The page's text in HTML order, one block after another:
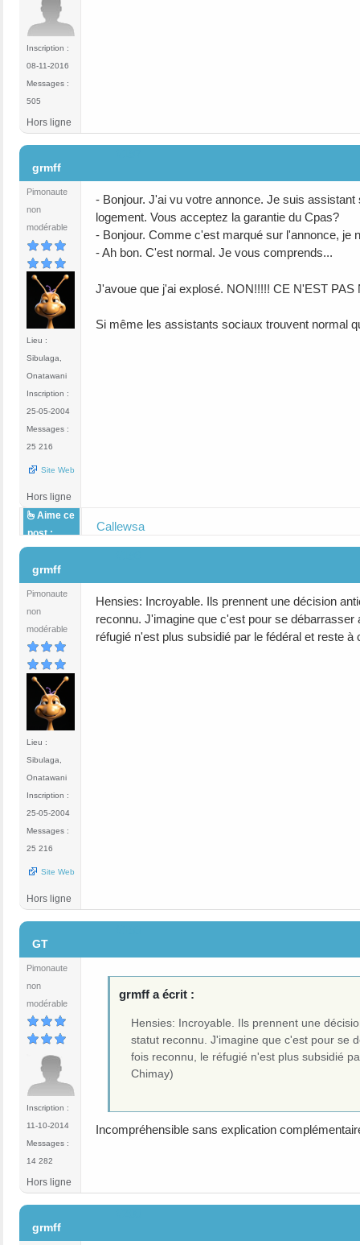
Inscription :
08-11-2016
Messages :
505
Hors ligne
grmff
Pimonaute
non
modérable
Lieu :
Sibulaga,
Onatawani
Inscription :
25-05-2004
Messages :
25 216
Site Web
- Bonjour. J'ai vu votre annonce. Je suis
logement. Vous acceptez la garantie du Cpas?
- Bonjour. Comme c'est marqué sur l'annonce, je
- Ah bon. C'est normal. Je vous comprends...
J'avoue que j'ai explosé. NON!!!!! CE N'EST PAS
Si même les assistants sociaux trouvent normal
Hors ligne
Aime ce
post :
Callewsa
grmff
Pimonaute
non
modérable
Lieu :
Sibulaga,
Onatawani
Inscription :
25-05-2004
Messages :
25 216
Site Web
Hensies: Incroyable. Ils prennent une décision
reconnu. J'imagine que c'est pour se
réfugié n'est plus subsidié par le fédéral et reste
Hors ligne
GT
Pimonaute
non
modérable
Inscription :
11-10-2014
Messages :
14 282
grmff a écrit :
Hensies: Incroyable. Ils prennent une
statut reconnu. J'imagine que c'est pour se
fois reconnu, le réfugié n'est plus subsidié
Chimay)
Incompréhensible sans explication
Hors ligne
grmff